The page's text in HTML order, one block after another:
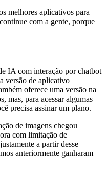
melhores aplicativos para
com a gente, porque
IA com interação por chatbot
versão de aplicativo
oferece uma versão na
mas, para acessar algumas
precisa assinar um plano.
de imagens chegou
com limitação de
a partir desse
anteriormente ganharam